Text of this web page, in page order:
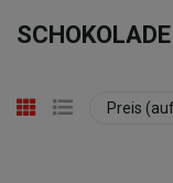
Preis